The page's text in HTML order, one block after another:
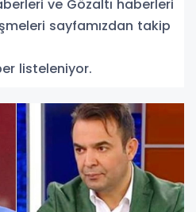
ve Gözaltı haberleri
sayfamızdan takip
listeleniyor.